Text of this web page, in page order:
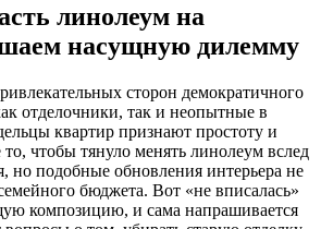
линолеум на
насущную дилемму
сторон демократичного
отделочники, так и неопытные в
квартир признают простоту и
чтобы тянуло менять линолеум вслед
но подобные обновления интерьера не
бюджета. Вот «не вписалась»
композицию, и сама напрашивается